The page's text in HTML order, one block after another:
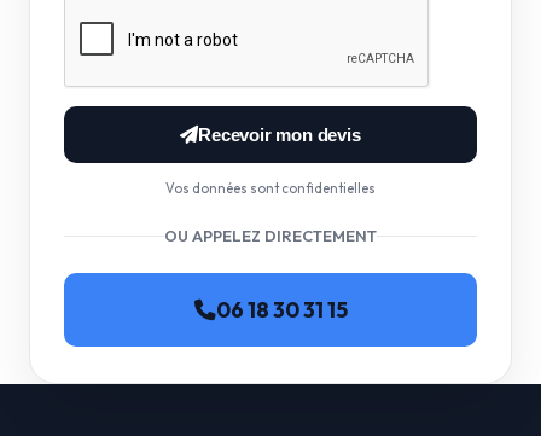
Recevoir mon devis
Vos données sont confidentielles
OU APPELEZ DIRECTEMENT
06 18 30 31 15